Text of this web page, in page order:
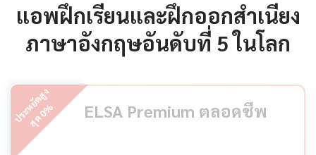
แอพฝึกเรียนและฝึกออกสำเนียง
ภาษาอังกฤษอันดับที่ 5 ในโลก
ป
ร
ะ
ห
ยั
ด
สู
ง
สุ
ด
0
% ELSA Premium ตลอดชีพ